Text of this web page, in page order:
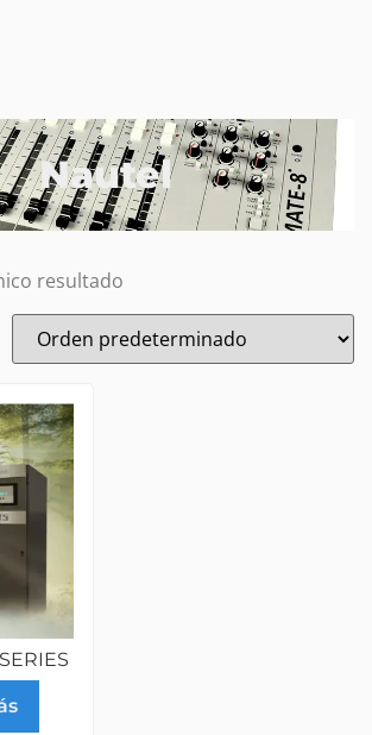
Nautel
resultado